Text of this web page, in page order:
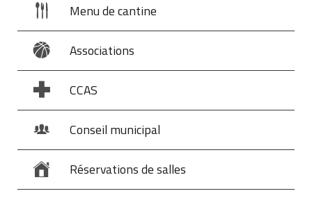
Menu de cantine
Associations
CCAS
Conseil municipal
Réservations de salles